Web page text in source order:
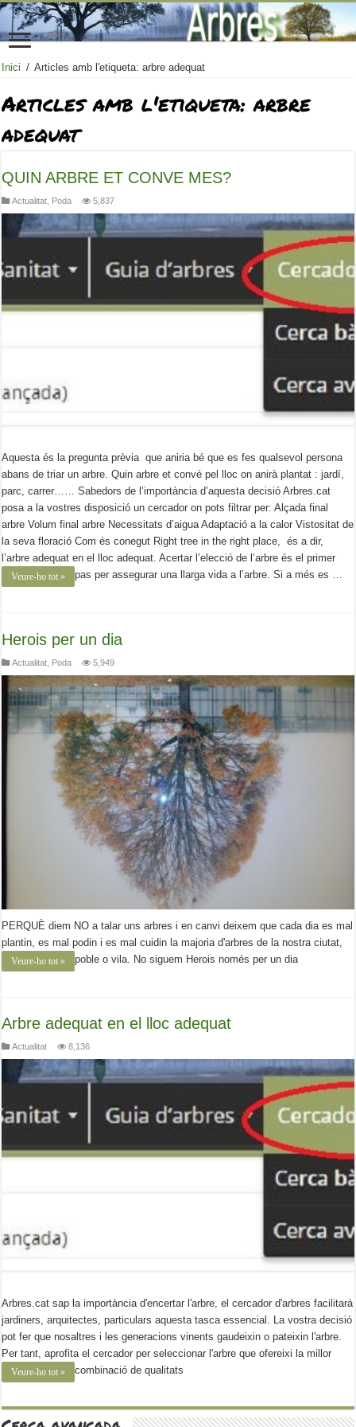
Inici / Articles amb l'etiqueta: arbre adequat
Articles amb l'etiqueta:arbre
adequat
QUIN ARBRE ET CONVE MES?
Actualitat Poda 5,837
Aquesta és la pregunta prèvia que aniria bé que es fes qualsevol persona
abans de triar un arbre. Quin arbre et convé pel lloc on anirà plantat : jardí,
parc, carrer…… Sabedors de l’importància d’aquesta decisió Arbres.cat
posa a la vostres disposició un cercador on pots filtrar per: Alçada final
arbre Volum final arbre Necessitats d’aigua Adaptació a la calor Vistositat de
la seva floració Com és conegut Right tree in the right place, és a dir,
l’arbre adequat en el lloc adequat. Acertar l’elecció de l’arbre és el primer
pas per assegurar una llarga vida a l’arbre. Si a més es …
Veure-ho tot »
Herois per un dia
Actualitat Poda 5,949
PERQUÈ diem NO a talar uns arbres i en canvi deixem que cada dia es mal
plantin, es mal podin i es mal cuidin la majoria d'arbres de la nostra ciutat,
poble o vila. No siguem Herois només per un dia
Veure-ho tot »
Arbre adequat en el lloc adequat
Actualitat 8,136
Arbres.cat sap la importància d'encertar l'arbre, el cercador d'arbres facilitarà
jardiners, arquitectes, particulars aquesta tasca essencial. La vostra decisió
pot fer que nosaltres i les generacions vinents gaudeixin o pateixin l'arbre.
Per tant, aprofita el cercador per seleccionar l'arbre que ofereixi la millor
combinació de qualitats
Veure-ho tot »